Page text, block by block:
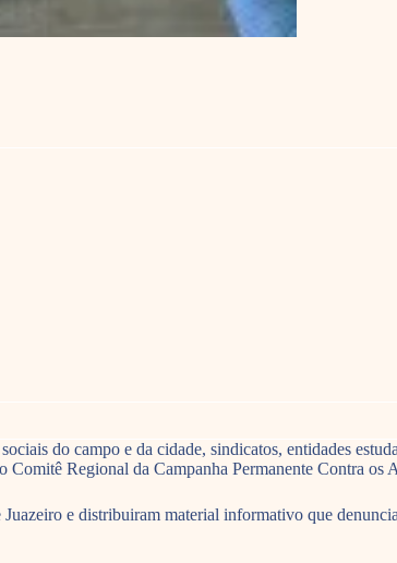
do campo e da cidade, sindicatos, entidades
Regional da Campanha Permanente Contra os
e distribuiram material informativo que